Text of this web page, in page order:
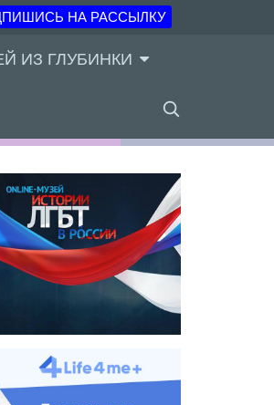
НА РАССЫЛКУ
ИЗ ГЛУБИНКИ